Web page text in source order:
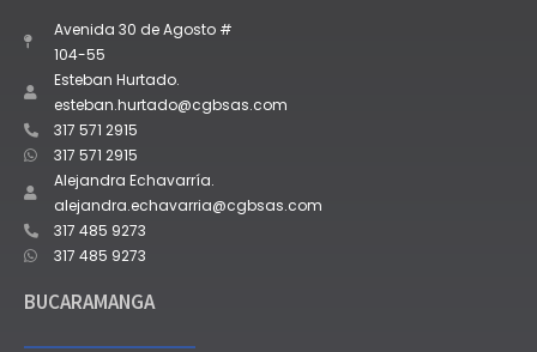
Avenida 30 de Agosto #
104-55
Esteban Hurtado.
esteban.hurtado@cgbsas.com
317 571 2915
317 571 2915
Alejandra Echavarría.
alejandra.echavarria@cgbsas.com
317 485 9273
317 485 9273
BUCARAMANGA